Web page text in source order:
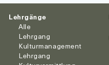
Lehrgänge
Alle
Lehrgang
Kulturmanagement
Lehrgang